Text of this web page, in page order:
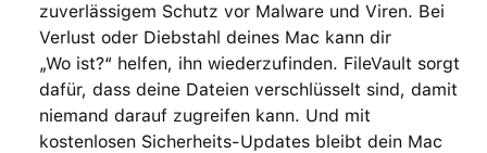
zuverlässigem Schutz vor Malware und Viren. Bei
Verlust oder Diebstahl deines Mac kann dir
„Wo ist?“ helfen, ihn wiederzufinden. FileVault sorgt
dafür, dass deine Dateien verschlüsselt sind, damit
niemand darauf zugreifen kann. Und mit
kostenlosen Sicherheits-Updates bleibt dein Mac